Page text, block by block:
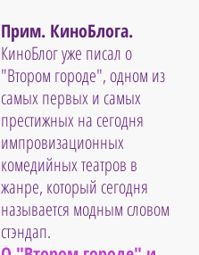
Прим. КиноБлога.
КиноБлог уже писал о
"Втором городе", одном из
самых первых и самых
престижных на сегодня
импровизационных
комедийных театров в
жанре, который сегодня
называется модным словом
стэндап.